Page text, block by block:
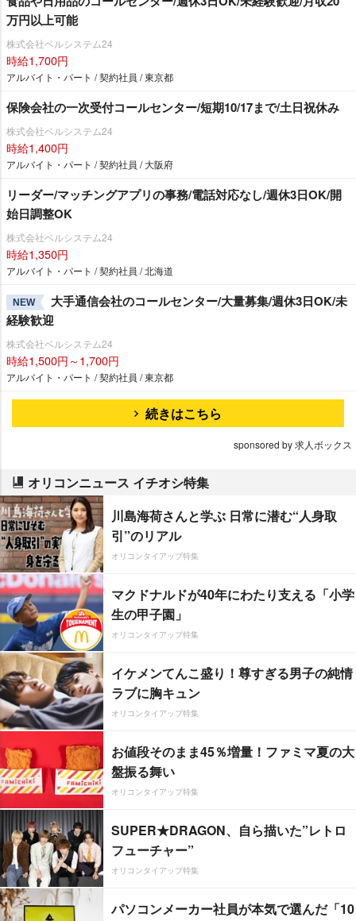
万円以上可能
株式会社ベルシステム24
時給1,700円
アルバイト・パート / 契約社員 / 東京都
保険会社の一次受付コールセンター/短期10/17まで/土日祝休み
株式会社ベルシステム24
時給1,400円
アルバイト・パート / 契約社員 / 大阪府
リーダー/マッチングアプリの事務/電話対応なし/週休3日OK/開
始日調整OK
株式会社ベルシステム24
時給1,350円
アルバイト・パート / 契約社員 / 北海道
NEW
大手通信会社のコールセンター/大量募集/週休3日OK/未
経験歓迎
株式会社ベルシステム24
時給1,500円～1,700円
アルバイト・パート / 契約社員 / 東京都
続きはこちら
sponsored by 求人ボックス
オリコンニュース イチオシ特集
川島海荷さんと学ぶ 日常に潜む“人身取
引”のリアル
オリコンタイアップ特集
マクドナルドが40年にわたり支える「小学
生の甲子園」
オリコンタイアップ特集
イケメンてんこ盛り！尊すぎる男子の純情
ラブに胸キュン
オリコンタイアップ特集
お値段そのまま45％増量！ファミマ夏の大
盤振る舞い
オリコンタイアップ特集
SUPER★DRAGON、自ら描いた”レトロ
フューチャー”
オリコンタイアップ特集
パソコンメーカー社員が本気で選んだ「10